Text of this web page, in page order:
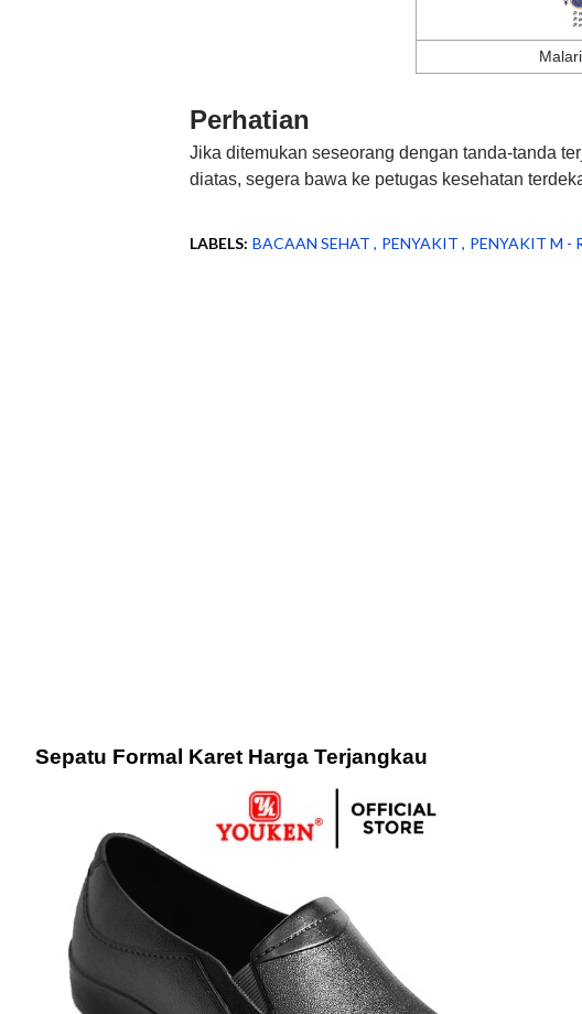
Perhatian
Jika ditemukan seseorang dengan tanda-tanda
diatas, segera bawa ke petugas kesehatan
LABELS: BACAAN SEHAT PENYAKIT PENYAKIT M -
Sepatu Formal Karet Harga Terjangkau